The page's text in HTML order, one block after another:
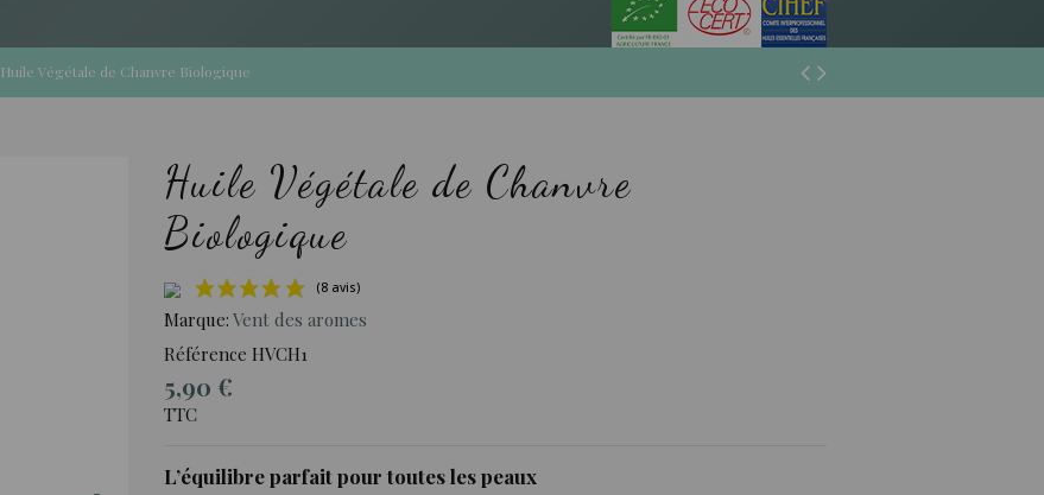
Huile Végétale de Chanvre Biologique
Huile Végétale de Chanvre
Biologique
Marque: Vent des aromes
Référence HVCH1
5,90 €
TTC
L’équilibre parfait pour toutes les peaux